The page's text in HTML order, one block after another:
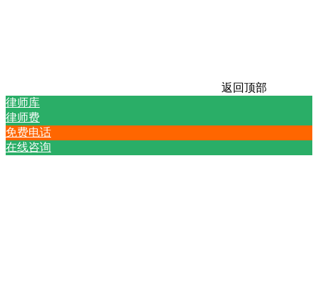
返回顶部
律师库
律师费
免费电话
在线咨询